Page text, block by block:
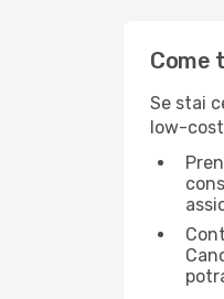
Come
Se stai
low-